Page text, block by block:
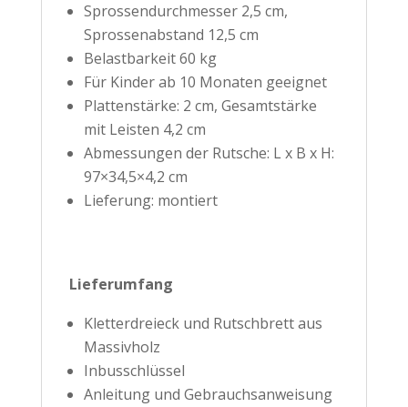
Sprossendurchmesser 2,5 cm,
Sprossenabstand 12,5 cm
Belastbarkeit 60 kg
Für Kinder ab 10 Monaten geeignet
Plattenstärke: 2 cm, Gesamtstärke
mit Leisten 4,2 cm
Abmessungen der Rutsche: L x B x H:
97×34,5×4,2 cm
Lieferung: montiert
Lieferumfang
Kletterdreieck und Rutschbrett aus
Massivholz
Inbusschlüssel
Anleitung und Gebrauchsanweisung